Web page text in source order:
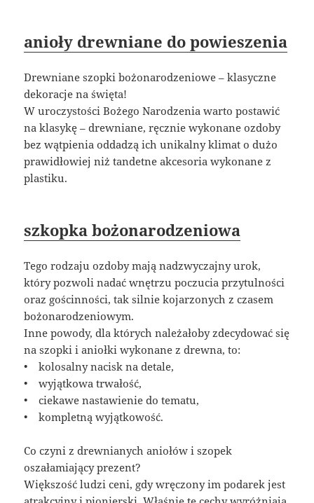
anioły drewniane do powieszenia
Drewniane szopki bożonarodzeniowe – klasyczne
dekoracje na święta!
W uroczystości Bożego Narodzenia warto postawić
na klasykę – drewniane, ręcznie wykonane ozdoby
bez wątpienia oddadzą ich unikalny klimat o dużo
prawidłowiej niż tandetne akcesoria wykonane z
plastiku.
szkopka bożonarodzeniowa
Tego rodzaju ozdoby mają nadzwyczajny urok,
który pozwoli nadać wnętrzu poczucia przytulności
oraz gościnności, tak silnie kojarzonych z czasem
bożonarodzeniowym.
Inne powody, dla których należałoby zdecydować się
na szopki i aniołki wykonane z drewna, to:
• kolosalny nacisk na detale,
• wyjątkowa trwałość,
• ciekawe nastawienie do tematu,
• kompletną wyjątkowość.
Co czyni z drewnianych aniołów i szopek
oszałamiający prezent?
Większość ludzi ceni, gdy wręczony im podarek jest